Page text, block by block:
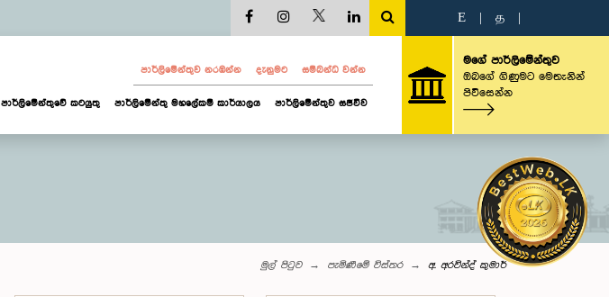
E த
පාර්ලි‌මේන්තුව නරඹන්න දැනුමට සම්බන්ධ වන්න
පාර්ලිමේන්තුවේ කටයුතු පාර්ලිමේන්තු මහලේකම් කාර්යාලය පාර්ලිමේන්තුව සජීවීව
මගේ පාර්ලිමේන්තුව
ඔබගේ ගිණුමට මෙතැනින්
පිවිසෙන්න
මුල් පිටුව පැමිණීමේ විස්තර අ. අරවින්ද් කුමාර්